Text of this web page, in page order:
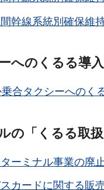
幹線系統別確保維
へのくるる導
合タクシーへのく
の「くるる取
ーミナル事業の廃
カードに関する販